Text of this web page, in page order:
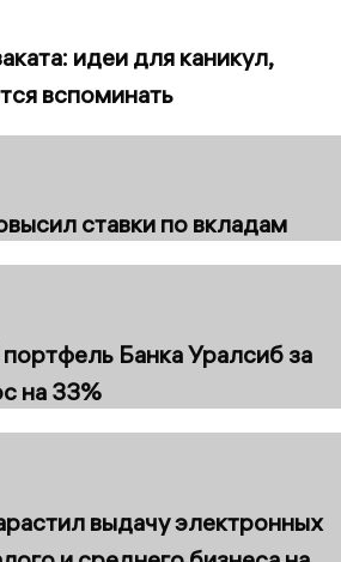
идеи для каникул,
вспоминать
ставки по вкладам
Банка Уралсиб за
на 33%
выдачу электронных